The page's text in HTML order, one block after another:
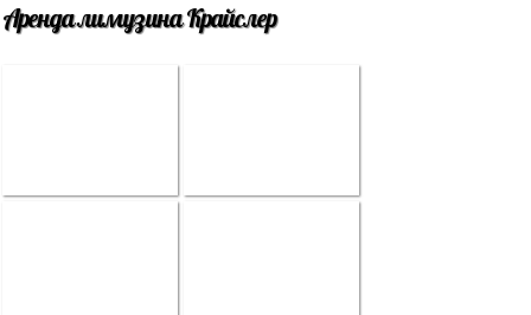
Аренда лимузина Крайслер